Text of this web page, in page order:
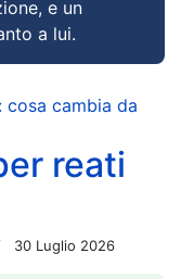
e un
a lui.
cambia da
reati
30 Luglio 2026